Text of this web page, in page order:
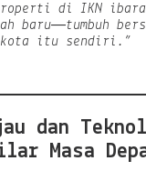
di IKN ibarat
baru—tumbuh
kota itu sendiri.”
dan
Masa